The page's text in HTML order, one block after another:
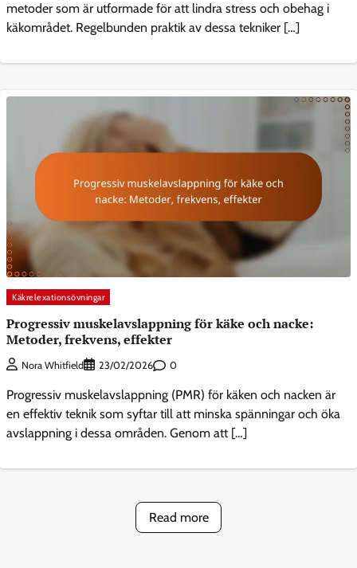
metoder som är utformade för att lindra stress och obehag i
käkområdet. Regelbunden praktik av dessa tekniker […]
Käkrelexationsövningar
Progressiv muskelavslappning för käke och nacke:
Metoder, frekvens, effekter
Nora Whitfield 23/02/2026 0
Progressiv muskelavslappning (PMR) för käken och nacken är
en effektiv teknik som syftar till att minska spänningar och öka
avslappning i dessa områden. Genom att […]
Read more